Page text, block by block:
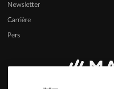
Newsletter
Carrière
Pers